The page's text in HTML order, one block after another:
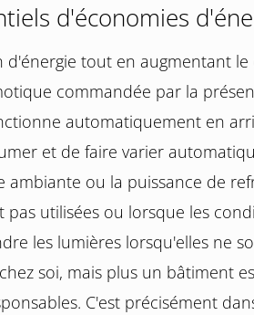
d'économies
d'énergie tout en augmentant le
commandée par la
automatiquement en
et de faire varier
ou la puissance de
pas utilisées ou lorsque les
les lumières lorsqu'elles ne
soi, mais plus un bâtiment
C'est précisément